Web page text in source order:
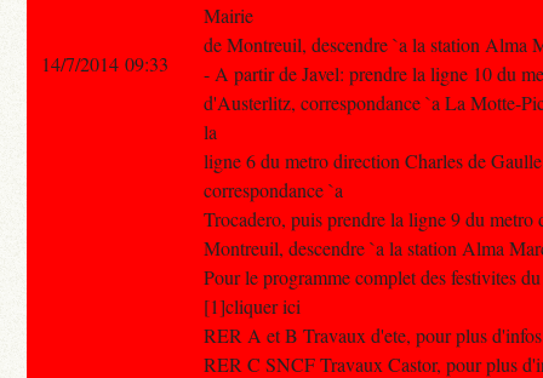
Mairie
de Montreuil, descendre `a la station Alma
- A partir de Javel: prendre la ligne 10 du
d'Austerlitz, correspondance `a La Motte-
la
ligne 6 du metro direction Charles de
correspondance `a
Trocadero, puis prendre la ligne 9 du
Montreuil, descendre `a la station Alma
Pour le programme complet des festivites
[1]cliquer ici
RER A et B Travaux d'ete, pour plus
RER C SNCF Travaux Castor, pour plus
14/7/2014 09:33